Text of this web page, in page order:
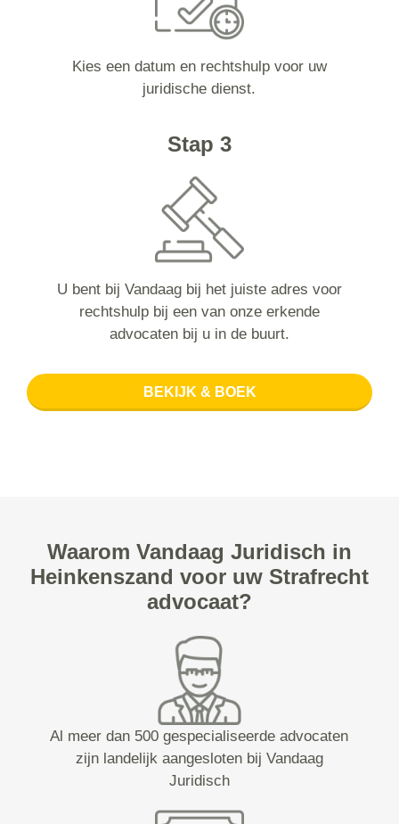
Kies een datum en rechtshulp voor uw
juridische dienst.
Stap 3
U bent bij Vandaag bij het juiste adres voor
rechtshulp bij een van onze erkende
advocaten bij u in de buurt.
BEKIJK & BOEK
Waarom Vandaag Juridisch in
Heinkenszand voor uw Strafrecht
advocaat?
Al meer dan 500 gespecialiseerde advocaten
zijn landelijk aangesloten bij Vandaag
Juridisch